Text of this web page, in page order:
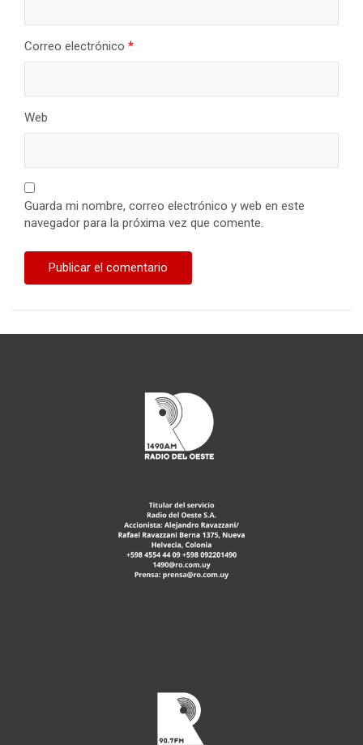
Correo electrónico *
Web
Guarda mi nombre, correo electrónico y web en este
navegador para la próxima vez que comente.